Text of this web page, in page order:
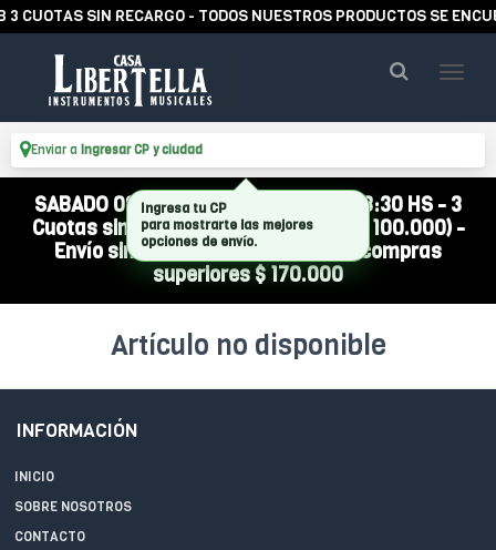
CUOTAS SIN RECARGO - TODOS NUESTROS PRODUCTOS SE
Enviar a Ingresar CP y ciudad
SABADO 08/08 ABIERTO DE 10:00 A 13:30 HS - 3
Cuotas sin interés (compra mínima $ 100.000) -
Envío sin cargo a todo el país por compras
superiores $ 170.000
Artículo no disponible
INFORMACIÓN
INICIO
SOBRE NOSOTROS
CONTACTO
Ingresa tu CP
para mostrarte las mejores
opciones de envío.